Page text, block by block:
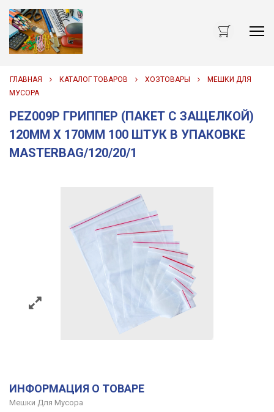
ГЛАВНАЯ КАТАЛОГ ТОВАРОВ ХОЗТОВАРЫ
МЕШКИ ДЛЯ
МУСОРА
PEZ009P ГРИППЕР (ПАКЕТ С ЗАЩЕЛКОЙ)
120ММ Х 170ММ 100 ШТУК В УПАКОВКЕ
MASTERBAG/120/20/1
ИНФОРМАЦИЯ О ТОВАРЕ
Мешки Для Мусора